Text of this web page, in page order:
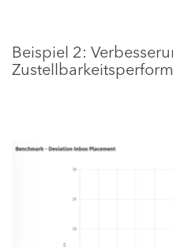
Beispiel 2: